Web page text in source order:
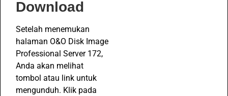
Download
Setelah menemukan
halaman O&O Disk Image
Professional Server 172,
Anda akan melihat
tombol atau link untuk
mengunduh. Klik pada